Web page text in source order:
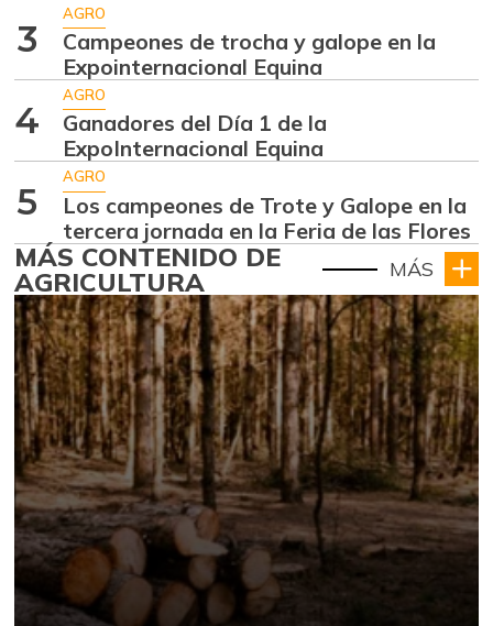
3
AGRO
Campeones de trocha y galope en la
Expointernacional Equina
4
AGRO
Ganadores del Día 1 de la
ExpoInternacional Equina
5
AGRO
Los campeones de Trote y Galope en la
tercera jornada en la Feria de las Flores
MÁS CONTENIDO DE
AGRICULTURA MÁS